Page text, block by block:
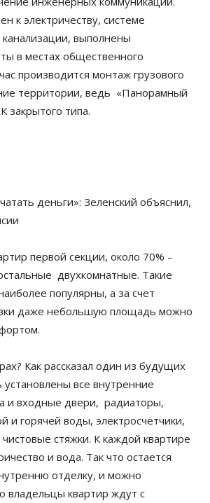
к электричеству, системе
выполнены
в местах общественного
производится монтаж грузового
территории, ведь «Панорамный
закрытого типа.
деньги»: Зеленский объяснил,
первой секции, около 70% –
двухкомнатные. Такие
популярны, а за счет
даже небольшую площадь можно
Как рассказал один из будущих
все внутренние
и входные двери, радиаторы,
и горячей воды, электросчетчики,
стяжки. К каждой квартире
и вода. Так что остается
отделку, и можно
владельцы квартир ждут с